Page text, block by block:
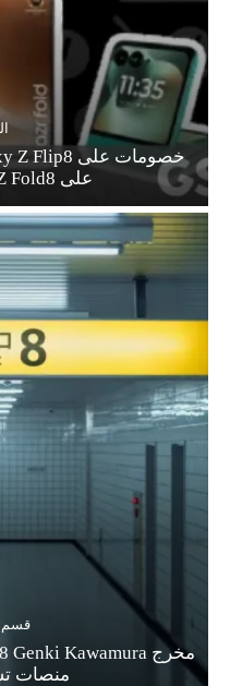
على Z Fold8 وZ Fold8 Ultra
قسم
منصات